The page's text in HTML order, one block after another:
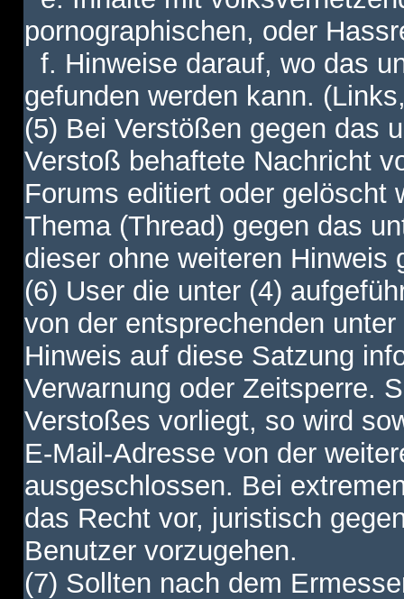
pornographischen, oder
f. Hinweise darauf, wo das
gefunden werden kann.
(5) Bei Verstößen gegen das
Verstoß behaftete Nachricht
Forums editiert oder gelöscht
Thema (Thread) gegen das
dieser ohne weiteren Hinweis
(6) User die unter (4)
von der entsprechenden
Hinweis auf diese Satzung
Verwarnung oder Zeitsperre.
Verstoßes vorliegt, so wird
E-Mail-Adresse von der
ausgeschlossen. Bei
das Recht vor, juristisch
Benutzer vorzugehen.
(7) Sollten nach dem